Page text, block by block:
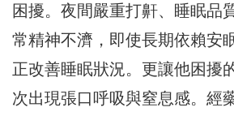
困擾。夜間嚴重打鼾、睡眠品
常精神不濟，即使長期依賴安
正改善睡眠狀況。更讓他困擾
次出現張口呼吸與窒息感。經